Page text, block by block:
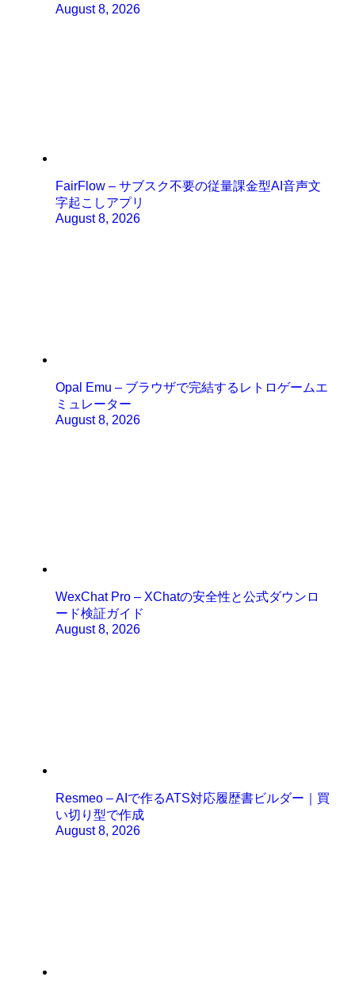
August 8, 2026
FairFlow – サブスク不要の従量課金型AI音声文
字起こしアプリ
August 8, 2026
Opal Emu – ブラウザで完結するレトロゲームエ
ミュレーター
August 8, 2026
WexChat Pro – XChatの安全性と公式ダウンロ
ード検証ガイド
August 8, 2026
Resmeo – AIで作るATS対応履歴書ビルダー｜買
い切り型で作成
August 8, 2026